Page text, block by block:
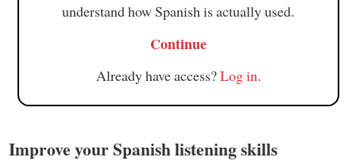
understand how Spanish is actually used.
Continue
Already have access?Log in.
Improve your Spanish listening skills